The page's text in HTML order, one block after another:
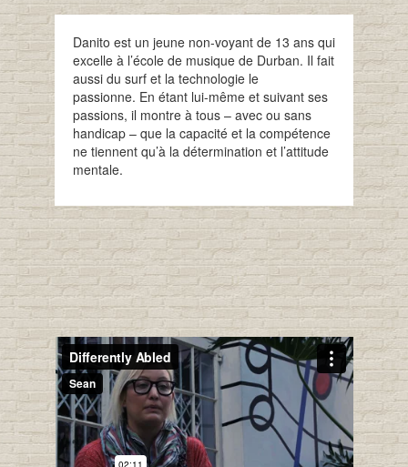
Danito est un jeune non-voyant de 13 ans qui
excelle à l’école de musique de Durban. Il fait
aussi du surf et la technologie le
passionne. En étant lui-même et suivant ses
passions, il montre à tous – avec ou sans
handicap – que la capacité et la compétence
ne tiennent qu’à la détermination et l’attitude
mentale.